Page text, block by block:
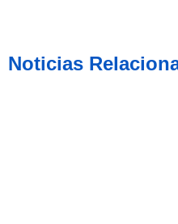
Noticias